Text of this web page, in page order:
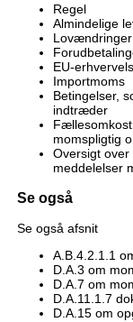
Regel
Almindelige
EU-
Importmoms
Betingelser,
indtræder
momspligtig
Oversigt over
meddelelser
Se også
Se også afsnit
A.B.4.2.1.1
D.A.3 om
D.A.7 om
D.A.11.1.7
D.A.15 om